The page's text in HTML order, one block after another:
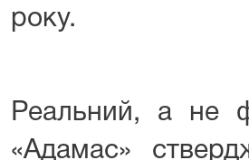
року.
Реальний, а не
«Адамас»